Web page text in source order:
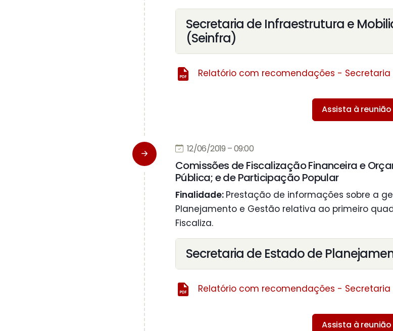
Secretaria de Infraestrutura e
(Seinfra)
Relatório com recomendações -
Assista à reunião
12/06/2019 – 09:00
Comissões de Fiscalização Financeira e
Pública; e de Participação Popular
Finalidade: Prestação de informações sobre a
Planejamento e Gestão relativa ao primeiro
Fiscaliza.
Secretaria de Estado de
Relatório com recomendações -
Assista à reunião